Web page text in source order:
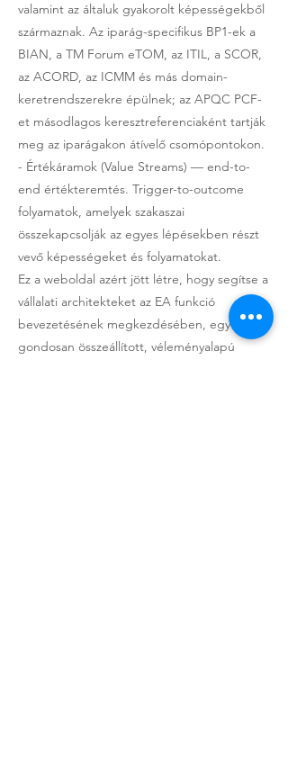
valamint az általuk gyakorolt képességekből
származnak. Az iparág-specifikus BP1-ek a
BIAN, a TM Forum eTOM, az ITIL, a SCOR,
az ACORD, az ICMM és más domain-
keretrendszerekre épülnek; az APQC PCF-
et másodlagos keresztreferenciaként tartják
meg az iparágakon átívelő csomópontokon.
- Értékáramok (Value Streams) — end-to-
end értékteremtés. Trigger-to-outcome
folyamatok, amelyek szakaszai
összekapcsolják az egyes lépésekben részt
vevő képességeket és folyamatokat.
Ez a weboldal azért jött létre, hogy segítse a
vállalati architekteket az EA funkció
bevezetésének megkezdésében, egy
gondosan összeállított, véleményalapú